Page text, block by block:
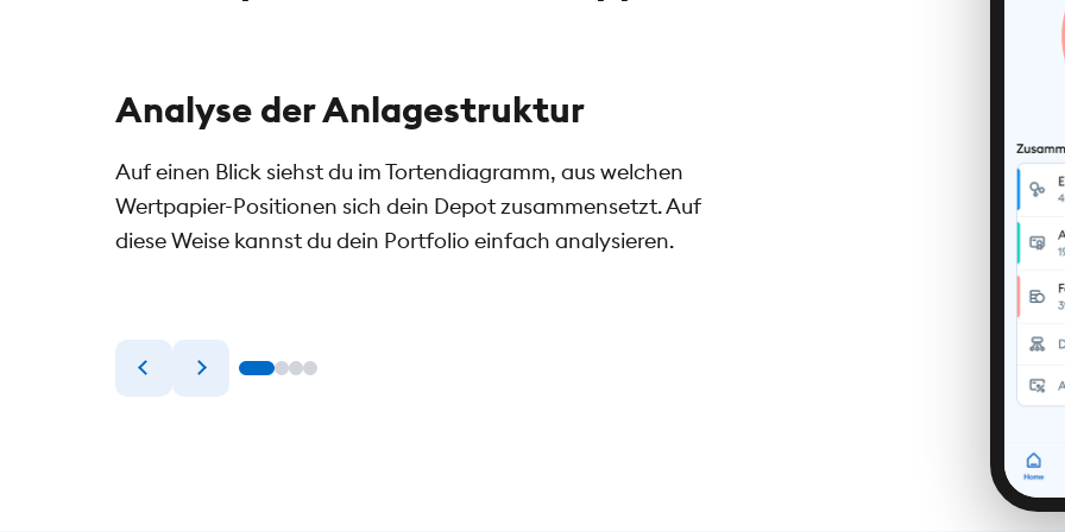
Analyse der Anlagestruktur
Auf einen Blick siehst du im Tortendiagramm, aus welchen
Wertpapier-Positionen sich dein Depot zusammensetzt. Auf
diese Weise kannst du dein Portfolio einfach analysieren.
Alle deine Investments siehst
Gewinns oder Verlusts deiner
Wertpapier aus, siehst du den